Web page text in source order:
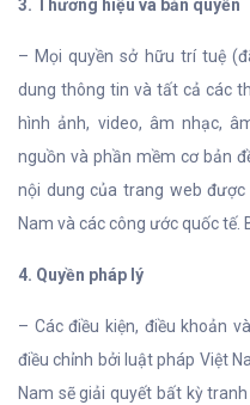
3. Thương hiệu và bản quyền
– Mọi quyền sở hữu trí tuệ
dung thông tin và tất cả các
hình ảnh, video, âm nhạc,
nguồn và phần mềm cơ bản
nội dung của trang web
Nam và các công ước quốc tế.
4. Quyền pháp lý
– Các điều kiện, điều khoản
điều chỉnh bởi luật pháp Việt
Nam sẽ giải quyết bất kỳ